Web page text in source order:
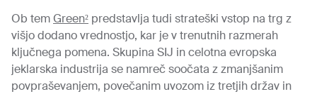
Ob tem Green² predstavlja tudi strateški vstop na trg z
višjo dodano vrednostjo, kar je v trenutnih razmerah
ključnega pomena. Skupina SIJ in celotna evropska
jeklarska industrija se namreč soočata z zmanjšanim
povpraševanjem, povečanim uvozom iz tretjih držav in